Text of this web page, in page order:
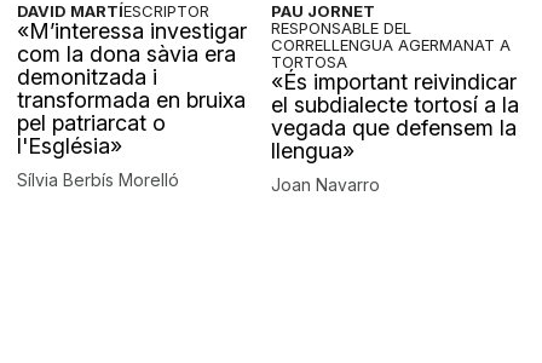
DAVID MARTÍESCRIPTOR
«M’interessa investigar
com la dona sàvia era
demonitzada i
transformada en bruixa
pel patriarcat o
l'Església»
Sílvia Berbís Morelló
PAU JORNET
RESPONSABLE DEL
CORRELLENGUA AGERMANAT A
TORTOSA
«És important reivindicar
el subdialecte tortosí a la
vegada que defensem la
llengua»
Joan Navarro